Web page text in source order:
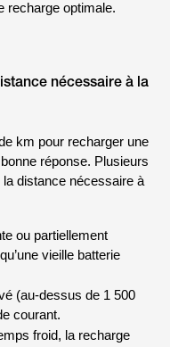
recharge optimale.
nécessaire à la
km pour recharger une
réponse. Plusieurs
distance nécessaire à
ou partiellement
vieille batterie
(au-dessus de 1 500
courant.
froid, la recharge